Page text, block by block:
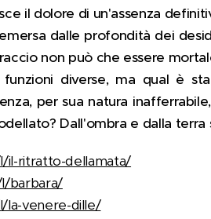
il dolore di un'assenza
dalle profondità dei
non può che essere
diverse, ma qual è
per sua natura
Dall'ombra e dalla terra
il-ritratto-dellamata/
barbara/
la-venere-dille/